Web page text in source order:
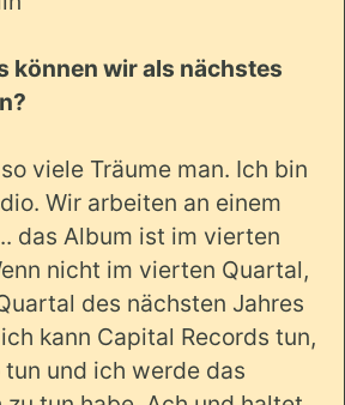
können wir als nächstes
viele Träume man. Ich bin
Wir arbeiten an einem
das Album ist im vierten
nicht im vierten Quartal,
des nächsten Jahres
kann Capital Records tun,
und ich werde das